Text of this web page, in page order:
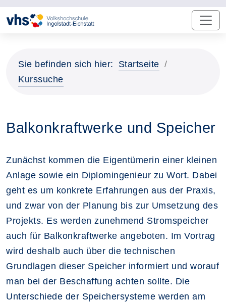
Sie befinden sich hier:
Startseite
Kurssuche
Balkonkraftwerke und Speicher
Zunächst kommen die Eigentümerin einer kleinen
Anlage sowie ein Diplomingenieur zu Wort. Dabei
geht es um konkrete Erfahrungen aus der Praxis,
und zwar von der Planung bis zur Umsetzung des
Projekts. Es werden zunehmend Stromspeicher
auch für Balkonkraftwerke angeboten. Im Vortrag
wird deshalb auch über die technischen
Grundlagen dieser Speicher informiert und worauf
man bei der Beschaffung achten sollte. Die
Unterschiede der Speichersysteme werden am